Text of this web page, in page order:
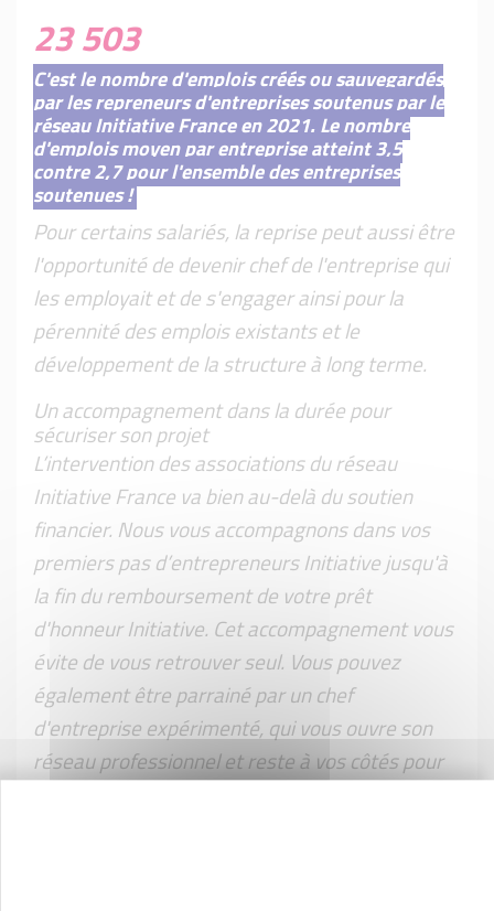
23 503
C'est le nombre d'emplois créés ou sauvegardés
par les repreneurs d'entreprises soutenus par le
réseau Initiative France en 2021. Le nombre
d'emplois moyen par entreprise atteint 3,5
contre 2,7 pour l'ensemble des entreprises
soutenues !
Pour certains salariés, la reprise peut aussi être
l'opportunité de devenir chef de l'entreprise qui
les employait et de s'engager ainsi pour la
pérennité des emplois existants et le
développement de la structure à long terme.
Un accompagnement dans la durée pour
sécuriser son projet
L’intervention des associations du réseau
Initiative France va bien au-delà du soutien
financier. Nous vous accompagnons dans vos
premiers pas d’entrepreneurs Initiative jusqu'à
la fin du remboursement de votre prêt
d'honneur Initiative. Cet accompagnement vous
évite de vous retrouver seul. Vous pouvez
également être parrainé par un chef
d'entreprise expérimenté, qui vous ouvre son
réseau professionnel et reste à vos côtés pour